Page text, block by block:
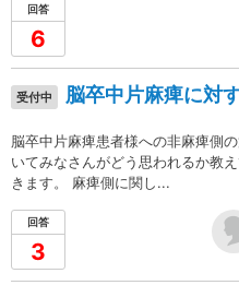
回答
6
受付中 脳卒中片麻痺に対
脳卒中片麻痺患者様への非麻痺側
いてみなさんがどう思われるか教
きます。 麻痺側に関し...
回答
3